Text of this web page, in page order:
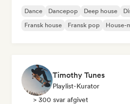
Dance Dancepop Deep house
Fransk house
Fransk pop House-
Timothy Tunes
Playlist-Kurator
> 300 svar afgivet